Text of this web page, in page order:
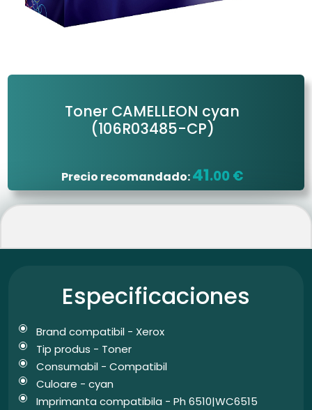
Toner CAMELLEON cyan
(106R03485-CP)
Precio recomandado:41.00 €
Especificaciones
Brand compatibil - Xerox
Tip produs - Toner
Consumabil - Compatibil
Culoare - cyan
Imprimanta compatibila - Ph 6510|WC6515